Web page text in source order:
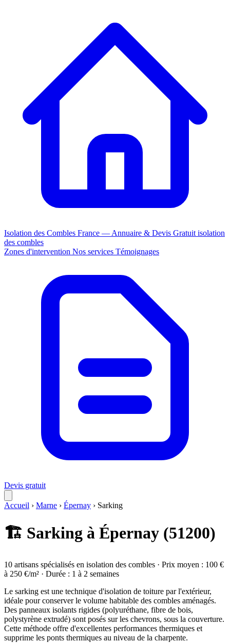
Isolation des Combles France — Annuaire & Devis Gratuit isolation
des combles
Zones d'intervention Nos services Témoignages
Devis gratuit
Accueil › Marne › Épernay › Sarking
🏗️ Sarking à Épernay (51200)
10 artisans spécialisés en isolation des combles · Prix moyen : 100 €
à 250 €/m² · Durée : 1 à 2 semaines
Le sarking est une technique d'isolation de toiture par l'extérieur,
idéale pour conserver le volume habitable des combles aménagés.
Des panneaux isolants rigides (polyuréthane, fibre de bois,
polystyrène extrudé) sont posés sur les chevrons, sous la couverture.
Cette méthode offre d'excellentes performances thermiques et
supprime les ponts thermiques au niveau de la charpente.